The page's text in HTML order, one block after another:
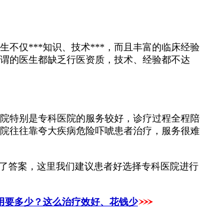
仅***知识、技术***，而且丰富的临床经验
的医生都缺乏行医资质，技术、经验都不达
别是专科医院的服务较好，诊疗过程全程陪
往往靠夸大疾病危险吓唬患者治疗，服务很难
答案，这里我们建议患者好选择专科医院进行
要多少？这么治疗效好、花钱少